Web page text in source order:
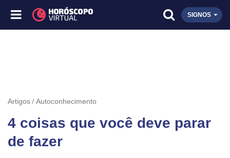
SIGNOS
Artigos Autoconhecimento
4 coisas que você deve parar
de fazer